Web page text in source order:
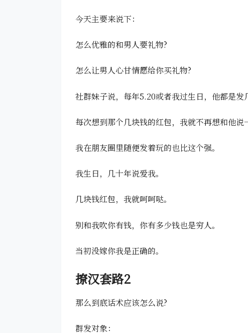
今天主要来说下：
怎么优雅的和男人要礼物?
怎么让男人心甘情愿给你买礼物?
社群妹子说，每年5.20或者我过生日，他都是发
每次想到那个几块钱的红包，我就不再想和他说
我在朋友圈里随便发着玩的也比这个强。
我生日，几十年说爱我。
几块钱红包，我就呵呵哒。
别和我吹你有钱，你有多少钱也是穷人。
当初没嫁你我是正确的。
撩汉套路2
那么到底话术应该怎么说?
群发对象：